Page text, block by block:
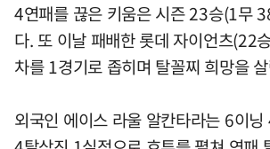
4연패를 끊은 키움은 시즌 23승(1무
다. 또 이날 패배한 롯데 자이언츠(22
차를 1경기로 좁히며 탈꼴찌 희망을
외국인 에이스 라울 알칸타라는 6이